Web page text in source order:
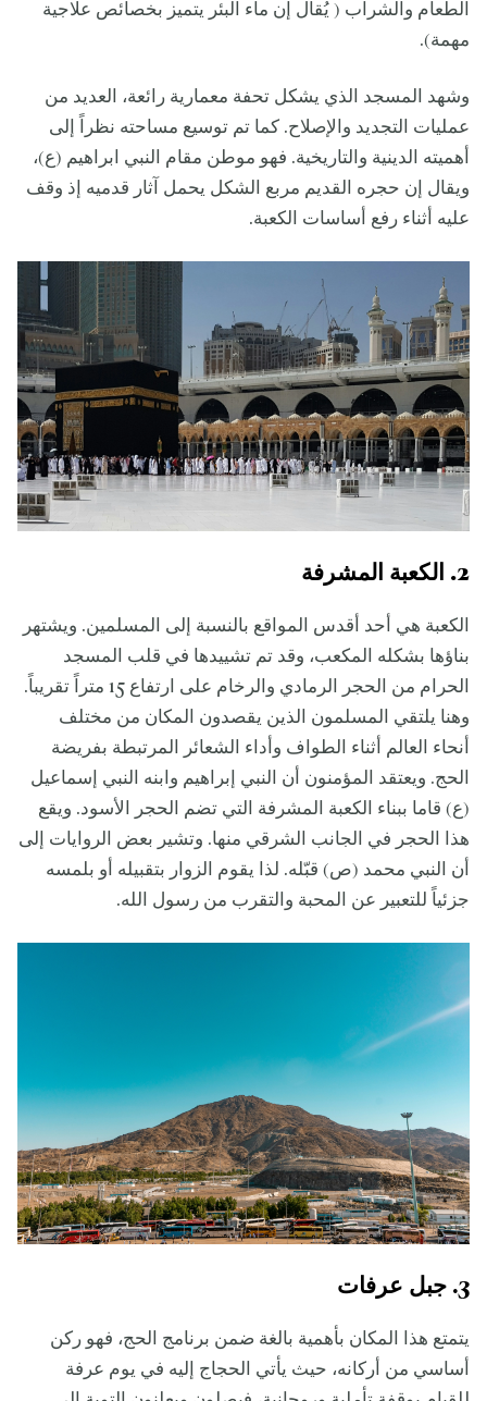
الطعام والشراب ( يُقال إن ماء البئر يتميز بخصائص علاجية
مهمة).
وشهد المسجد الذي يشكل تحفة معمارية رائعة، العديد من
عمليات التجديد والإصلاح. كما تم توسيع مساحته نظراً إلى
أهميته الدينية والتاريخية. فهو موطن مقام النبي ابراهيم (ع)،
ويقال إن حجره القديم مربع الشكل يحمل آثار قدميه إذ وقف
عليه أثناء رفع أساسات الكعبة.
2. الكعبة المشرفة
الكعبة هي أحد أقدس المواقع بالنسبة إلى المسلمين. ويشتهر
بناؤها بشكله المكعب، وقد تم تشييدها في قلب المسجد
الحرام من الحجر الرمادي والرخام على ارتفاع 15 متراً تقريباً.
وهنا يلتقي المسلمون الذين يقصدون المكان من مختلف
أنحاء العالم أثناء الطواف وأداء الشعائر المرتبطة بفريضة
الحج. ويعتقد المؤمنون أن النبي إبراهيم وابنه النبي إسماعيل
(ع) قاما ببناء الكعبة المشرفة التي تضم الحجر الأسود. ويقع
هذا الحجر في الجانب الشرقي منها. وتشير بعض الروايات إلى
أن النبي محمد (ص) قبّله. لذا يقوم الزوار بتقبيله أو بلمسه
جزئياً للتعبير عن المحبة والتقرب من رسول الله.
3. جبل عرفات
يتمتع هذا المكان بأهمية بالغة ضمن برنامج الحج، فهو ركن
أساسي من أركانه، حيث يأتي الحجاج إليه في يوم عرفة